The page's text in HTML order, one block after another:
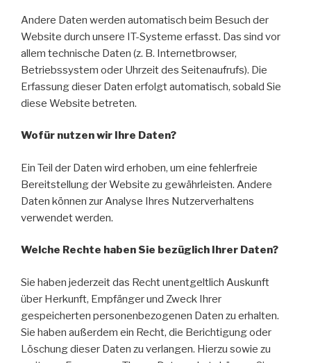
Andere Daten werden automatisch beim Besuch der
Website durch unsere IT-Systeme erfasst. Das sind vor
allem technische Daten (z. B. Internetbrowser,
Betriebssystem oder Uhrzeit des Seitenaufrufs). Die
Erfassung dieser Daten erfolgt automatisch, sobald Sie
diese Website betreten.
Wofür nutzen wir Ihre Daten?
Ein Teil der Daten wird erhoben, um eine fehlerfreie
Bereitstellung der Website zu gewährleisten. Andere
Daten können zur Analyse Ihres Nutzerverhaltens
verwendet werden.
Welche Rechte haben Sie bezüglich Ihrer Daten?
Sie haben jederzeit das Recht unentgeltlich Auskunft
über Herkunft, Empfänger und Zweck Ihrer
gespeicherten personenbezogenen Daten zu erhalten.
Sie haben außerdem ein Recht, die Berichtigung oder
Löschung dieser Daten zu verlangen. Hierzu sowie zu